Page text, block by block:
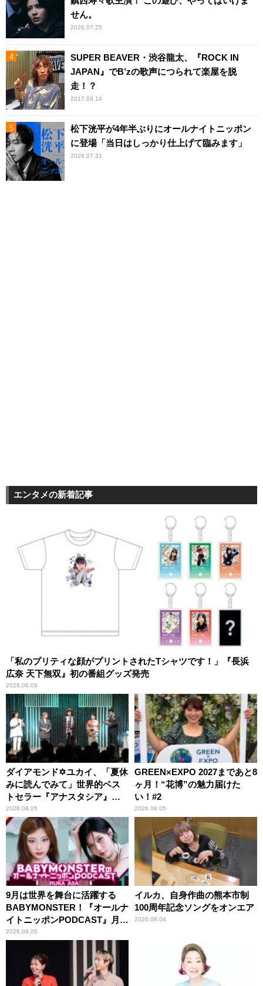
せん。
2026.07.25
SUPER BEAVER・渋谷龍太、『ROCK IN
JAPAN』でB’zの歌声につられて楽屋を脱
走！？
2017.08.14
松下洸平が4年半ぶりにオールナイトニッポン
に登場「当日はしっかり仕上げて臨みます」
2026.07.31
エンタメの新着記事
「私のプリティな顔がプリントされたTシャツです！」『長浜
広奈 天下無双』初の番組グッズ発売
2026.08.05
ダイアモンド✡ユカイ、「夏休
みに読んでみて」世界的ベス
トセラー『アナスタシア』を
紹介
2026.08.05
GREEN×EXPO 2027まであと8
ヶ月！“花博”の魅力届けた
い！#2
2026.08.05
9月は世界を舞台に活躍する
BABYMONSTER！『オールナ
イトニッポンPODCAST』月替
わりパーソナリティ
2026.08.05
イルカ、自身作曲の熊本市制
100周年記念ソングをオンエア
2026.08.04